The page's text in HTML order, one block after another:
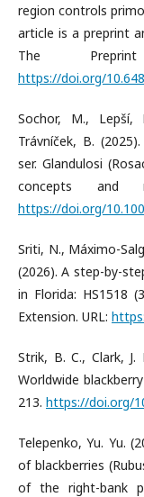
region controls
article is a preprint
The
https://doi.org/
Sochor, M., Lepší,
Trávníček, B.
ser. Glandulosi
concepts and
https://doi.org/
Sriti, N., Máximo-
(2026). A step-by-
in Florida: HS1518
Extension. URL:
Strik, B. C., Clark,
Worldwide
213. https://doi.org/
Telepenko, Yu. Yu.
of blackberries
of the right-bank